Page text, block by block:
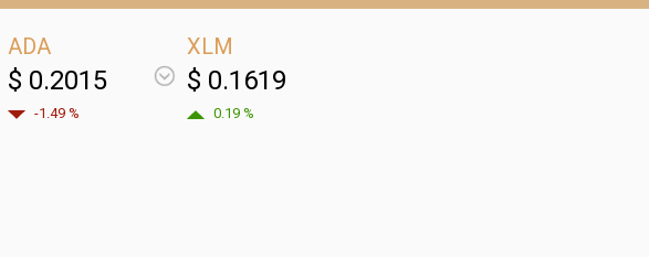
ADA
$ 0.2015
-1.49 %
XLM
$ 0.1619
0.19 %